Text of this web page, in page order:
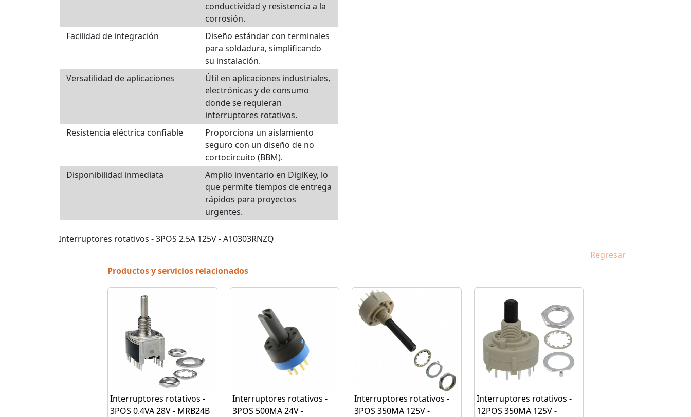
conductividad y resistencia a la
corrosión.
Facilidad de integración
Diseño estándar con terminales
para soldadura, simplificando
su instalación.
Versatilidad de aplicaciones
Útil en aplicaciones industriales,
electrónicas y de consumo
donde se requieran
interruptores rotativos.
Resistencia eléctrica confiable
Proporciona un aislamiento
seguro con un diseño de no
cortocircuito (BBM).
Disponibilidad inmediata
Amplio inventario en DigiKey, lo
que permite tiempos de entrega
rápidos para proyectos
urgentes.
Interruptores rotativos - 3POS 2.5A 125V - A10303RNZQ
Regresar
Productos y servicios relacionados
Interruptores rotativos -
3POS 0.4VA 28V - MRB24B
Interruptores rotativos -
3POS 500MA 24V -
Interruptores rotativos -
3POS 350MA 125V -
Interruptores rotativos -
12POS 350MA 125V -